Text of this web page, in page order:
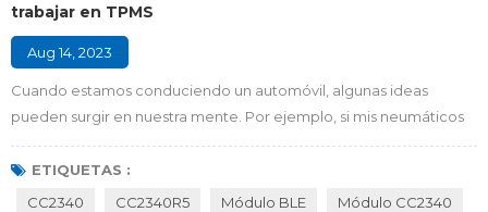
trabajar en TPMS
Aug 14, 2023
Cuando estamos conduciendo un automóvil, algunas ideas
pueden surgir en nuestra mente. Por ejemplo, si mis neumáticos
están rotos, ¿cómo lo solucionamos? ¿Cómo controlar las
condiciones de trabajo de mis neumáticos? ¿Mi auto tiene un
sistema de alarma o monitoreo del estado de las llantas? No se
ETIQUETAS :
CC2340
CC2340R5 Módulo BLE
Módulo CC2340